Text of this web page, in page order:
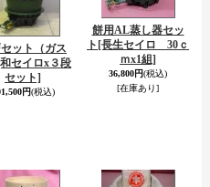
ット（ガス
セイロx３段
セット]
円(税込)
餅用AL蒸し器セッ
ト [長生セイロ 30ｃ
ｍx1組]
36,800円(税込)
[在庫あり]